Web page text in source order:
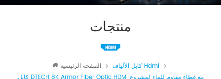
منتجات
الصفحة الرئيسية
كابل الألياف Hdmi